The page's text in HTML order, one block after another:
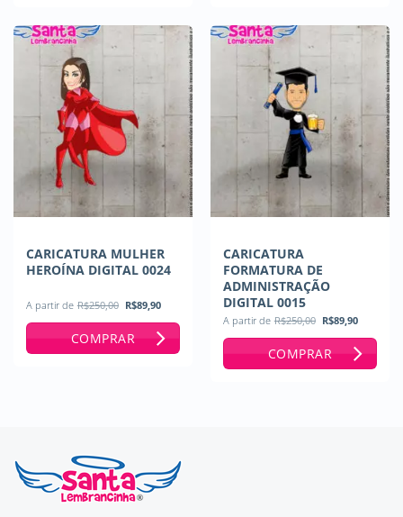
CARICATURA MULHER
HEROÍNA DIGITAL 0024
A partir de R$250,00 O
preço
original
era:
R$250,00.
R$89,90
atual
é:
R$89,90.
COMPRAR
CARICATURA
FORMATURA DE
ADMINISTRAÇÃO
DIGITAL 0015
A partir de R$250,00 O
preço
original
era:
R$250,00.
R$89,90
atual
é:
COMPRAR